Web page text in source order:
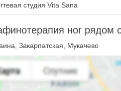
студия Vita Sana
ног рядом
Закарпатская, Мукачево